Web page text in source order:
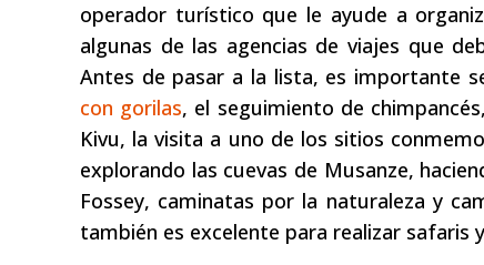
operador turístico que le ayude a
algunas de las agencias de viajes que
Antes de pasar a la lista, es importante
con gorilas, el seguimiento de
Kivu, la visita a uno de los sitios
explorando las cuevas de Musanze,
Fossey, caminatas por la naturaleza y
también es excelente para realizar safaris